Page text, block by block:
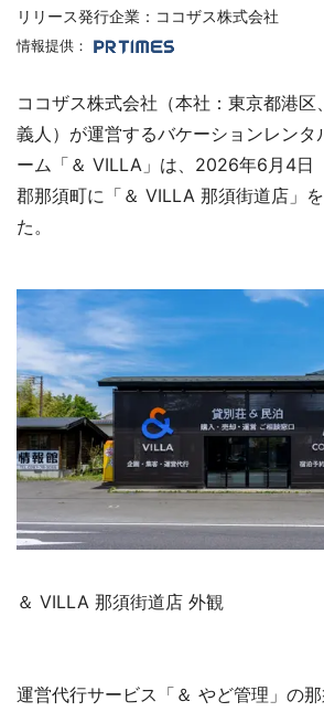
リリース発行企業：ココザス株式会社
情報提供：
ココザス株式会社（本社：東京都港
義人）が運営するバケーションレンタ
ーム「＆ VILLA」は、2026年6月4日
郡那須町に「＆ VILLA 那須街道店」
た。
＆ VILLA 那須街道店 外観
運営代行サービス「＆ やど管理」の